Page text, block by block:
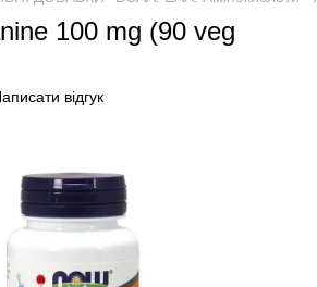
100 mg (90 veg
відгук